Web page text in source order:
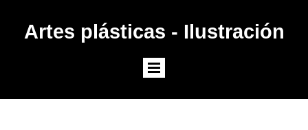
Artes plásticas - Ilustración